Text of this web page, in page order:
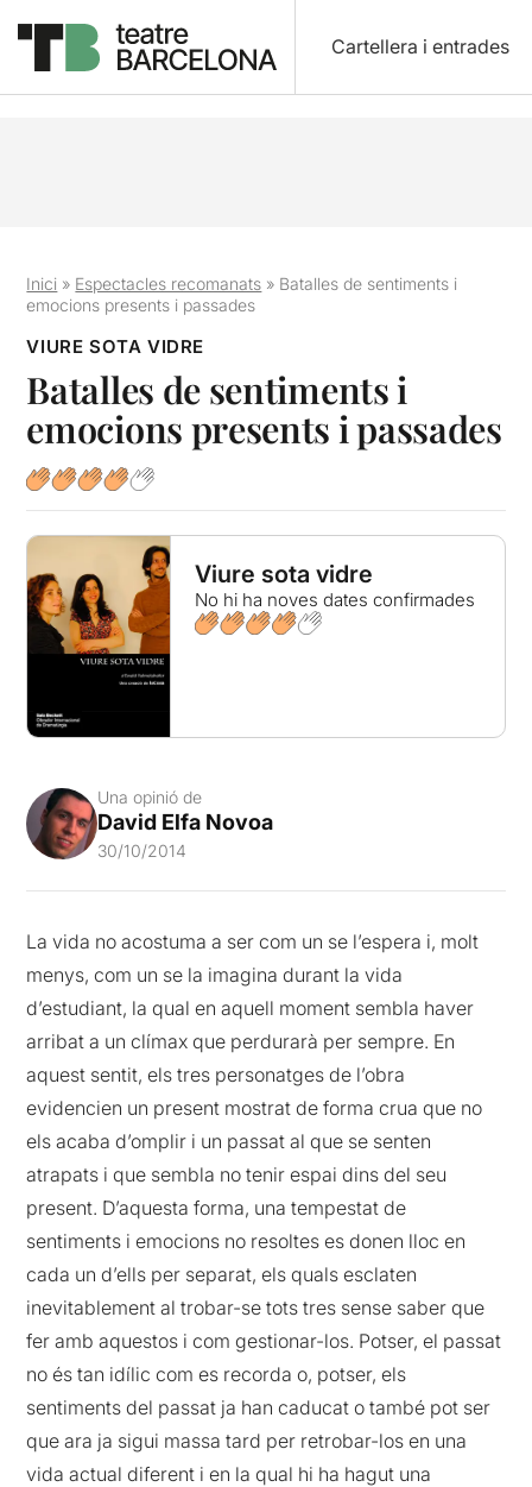
Cartellera i entrades
Inici » Espectacles recomanats » Batalles de sentiments i
emocions presents i passades
VIURE SOTA VIDRE
Batalles de sentiments i
emocions presents i passades
Viure sota vidre
No hi ha noves dates confirmades
Una opinió de
David Elfa Novoa
30/10/2014
La vida no acostuma a ser com un se l’espera i, molt
menys, com un se la imagina durant la vida
d’estudiant, la qual en aquell moment sembla haver
arribat a un clímax que perdurarà per sempre. En
aquest sentit, els tres personatges de l’obra
evidencien un present mostrat de forma crua que no
els acaba d’omplir i un passat al que se senten
atrapats i que sembla no tenir espai dins del seu
present. D’aquesta forma, una tempestat de
sentiments i emocions no resoltes es donen lloc en
cada un d’ells per separat, els quals esclaten
inevitablement al trobar-se tots tres sense saber que
fer amb aquestos i com gestionar-los. Potser, el passat
no és tan idílic com es recorda o, potser, els
sentiments del passat ja han caducat o també pot ser
que ara ja sigui massa tard per retrobar-los en una
vida actual diferent i en la qual hi ha hagut una